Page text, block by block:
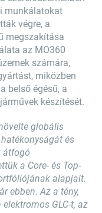
munkálatokat
végre, a
megszakítása
az MO360
számára,
miközben
belső égésű, a
készítését.
globális
és
átfogó
a Core- és Top-
alapjait.
ebben. Az a tény,
GLC-t, az